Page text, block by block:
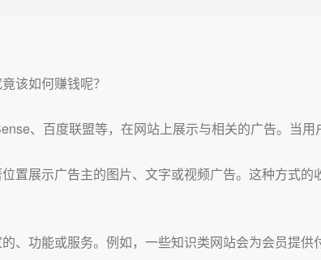
该如何赚钱呢？
、百度联盟等，在网站上展示与相关的广告。当用
置展示广告主的图片、文字或视频广告。这种方式的
功能或服务。例如，一些知识类网站会为会员提供